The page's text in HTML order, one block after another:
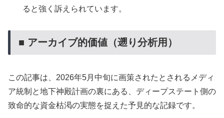
ると強く訴えられています。
■ アーカイブ的価値（遡り分析用）
この記事は、2026年5月中旬に画策されたとされるメディ
ア統制と地下神殿計画の裏にある、ディープステート側の
致命的な資金枯渇の実態を捉えた予見的な記録です。